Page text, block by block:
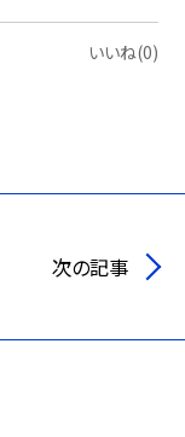
いいね(0)
次の記事